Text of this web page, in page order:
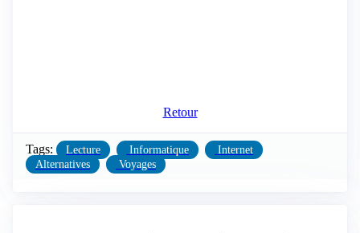
Retour
Tags: Lecture Informatique
Internet
Alternatives
Voyages